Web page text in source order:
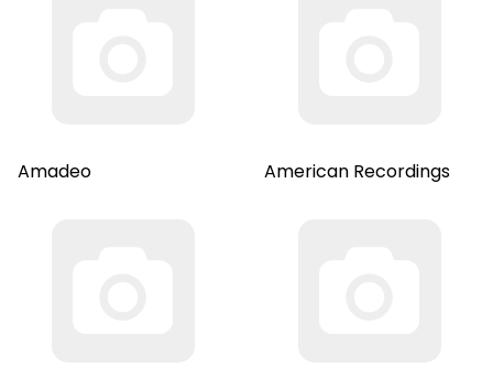
Amadeo American Recordings